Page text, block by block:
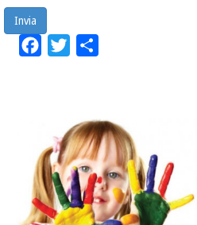
che comunicano i propri dati.
Ai sensi dell'art.13 d.lgs.196/2003 LIFC è
informazioni relative all'utilizzo dei
acquisiti.
Facebook
Twitter